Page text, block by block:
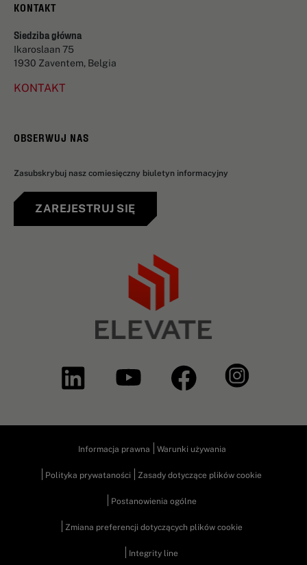
KONTAKT
Siedziba główna
Ikaroslaan 75
1930 Zaventem, Belgia
KONTAKT
OBSERWUJ NAS
Zasubskrybuj nasz comiesięczny biuletyn informacyjny
ZAREJESTRUJ SIĘ
Informacja prawna Warunki używania
Polityka prywataności Zasady dotyczące plików cookie
Postanowienia ogólne
Zmiana preferencji dotyczących plików cookie
Integrity line